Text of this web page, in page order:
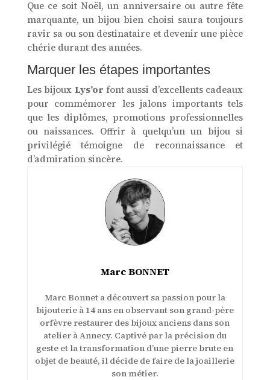
Que ce soit Noël, un anniversaire ou autre fête
marquante, un bijou bien choisi saura toujours
ravir sa ou son destinataire et devenir une pièce
chérie durant des années.
Marquer les étapes importantes
Les bijoux Lys’or font aussi d’excellents cadeaux
pour commémorer les jalons importants tels
que les diplômes, promotions professionnelles
ou naissances. Offrir à quelqu’un un bijou si
privilégié témoigne de reconnaissance et
d’admiration sincère.
Marc BONNET
Marc Bonnet a découvert sa passion pour la
bijouterie à 14 ans en observant son grand-père
orfèvre restaurer des bijoux anciens dans son
atelier à Annecy. Captivé par la précision du
geste et la transformation d’une pierre brute en
objet de beauté, il décide de faire de la joaillerie
son métier.